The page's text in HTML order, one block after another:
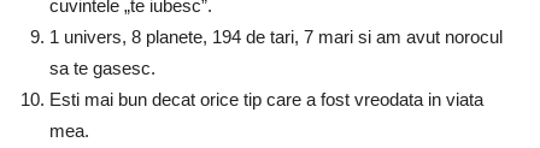
cuvintele „te iubesc”.
1 univers, 8 planete, 194 de tari, 7 mari si am avut norocul
sa te gasesc.
Esti mai bun decat orice tip care a fost vreodata in viata
mea.